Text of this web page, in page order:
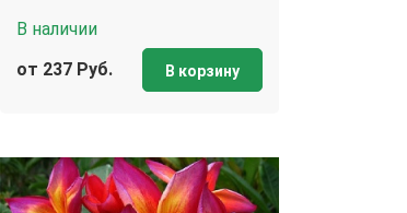
В наличии
от 237 Руб.
В корзину